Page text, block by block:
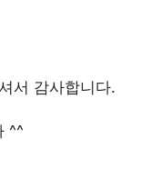
서 감사합니다.
^^